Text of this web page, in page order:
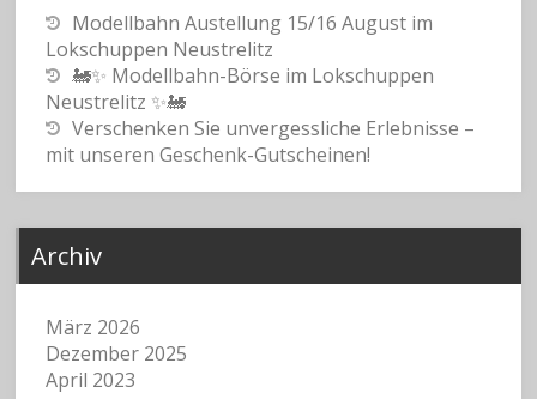
Modellbahn Austellung 15/16 August im
Lokschuppen Neustrelitz
🚂✨ Modellbahn-Börse im Lokschuppen
Neustrelitz ✨🚂
Verschenken Sie unvergessliche Erlebnisse –
mit unseren Geschenk-Gutscheinen!
Archiv
März 2026
Dezember 2025
April 2023